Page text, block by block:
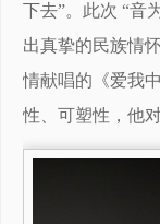
下去”。此次 “音
出真挚的民族情
情献唱的《爱我
性、可塑性，他